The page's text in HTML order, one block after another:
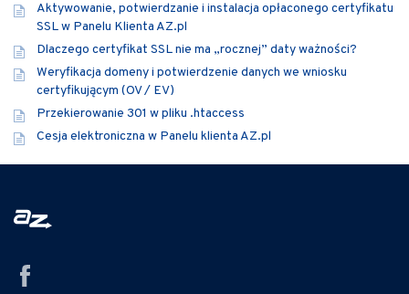
Aktywowanie, potwierdzanie i instalacja opłaconego certyfikatu
SSL w Panelu Klienta AZ.pl
Dlaczego certyfikat SSL nie ma „rocznej” daty ważności?
Weryfikacja domeny i potwierdzenie danych we wniosku
certyfikującym (OV / EV)
Przekierowanie 301 w pliku .htaccess
Cesja elektroniczna w Panelu klienta AZ.pl